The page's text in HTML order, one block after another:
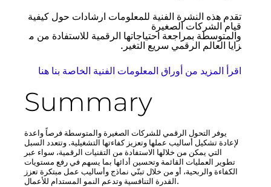
تحقيق
أقصى
quantity
تقدم هذه النشرة الفنية للمعلومات ارشادات حول كيفية
قيام الشركات الصغيرة
والمتوسطة بمراجعة احتياجاتها الرقمية للاستفادة من م
زايا العالم الرقمي سريع التغير.
اقرأ المزيد من أوراق المعلومات الفنية الخاصة بنا هنا
Summary
يوفر التحول الرقمي للشركات الصغيرة والمتوسطة فرصاً واعدة
لإعادة تشكيل أساليب عملها وتعزيز كفاءتها التشغيلية. وتتعدد السبل
التي يمكن من خلالها الاستفادة من التقنيات الرقمية، سواء عبر
تطوير العمليات القائمة وتحسين أدائها بما يسهم في رفع مستويات
الكفاءة والربحية، أو من خلال تبنّي نماذج وأساليب عمل مبتكرة تعزز
القدرة التنافسية وتدعم النمو المستدام للأعمال.